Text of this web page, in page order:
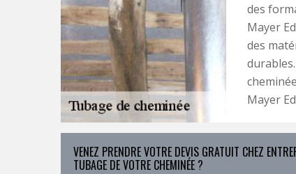
des
Mayer
des
Mayer
VENEZ PRENDRE VOTRE DEVIS GRATUIT CHEZ
TUBAGE DE VOTRE CHEMINÉE ?